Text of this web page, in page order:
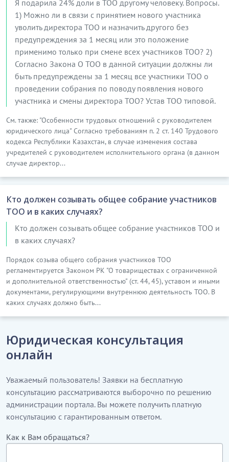
Я подарила 24% доли в ТОО другому человеку. Вопросы.
1) Можно ли в связи с принятием нового участника
уволить директора ТОО и назначить другого без
предупреждения за 1 месяц или это положение
применимо только при смене всех участников ТОО? 2)
Согласно Закона О ТОО в данной ситуации должны ли
быть предупреждены за 1 месяц все участники ТОО о
проведении собрания по поводу появления нового
участника и смены директора ТОО? Устав ТОО типовой.
См. также: "Особенности трудовых отношений с руководителем
юридического лица" Согласно требованиям п. 2 ст. 140 Трудового
кодекса Республики Казахстан, в случае изменения состава
учредителей с руководителем исполнительного органа (в данном
случае директор...
Кто должен созывать общее собрание участников
ТОО и в каких случаях?
Кто должен созывать общее собрание участников ТОО и
в каких случаях?
Порядок созыва общего собрания участников ТОО
регламентируется Законом РК "О товариществах с ограниченной
и дополнительной ответственностью" (ст. 44, 45), уставом и иными
документами, регулирующими внутреннюю деятельность ТОО. В
каких случаях должно быть...
Юридическая консультация
онлайн
Уважаемый пользователь! Заявки на бесплатную
консультацию рассматриваются выборочно по решению
администрации портала. Вы можете получить платную
консультацию с гарантированным ответом.
Как к Вам обращаться?